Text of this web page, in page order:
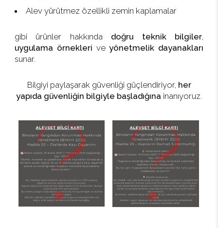
Alev yürütmez özellikli zemin kaplamalar
gibi ürünler hakkında doğru teknik bilgiler,
uygulama örnekleri veyönetmelik dayanakları
sunar.
Bilgiyi paylaşarak güvenliği güçlendiriyor, her
yapıda güvenliğin bilgiyle başladığına inanıyoruz.